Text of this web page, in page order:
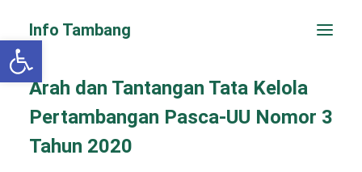
Info Tambang
Arah dan Tantangan Tata Kelola
Pertambangan Pasca-UU Nomor 3
Tahun 2020
Open toolbar